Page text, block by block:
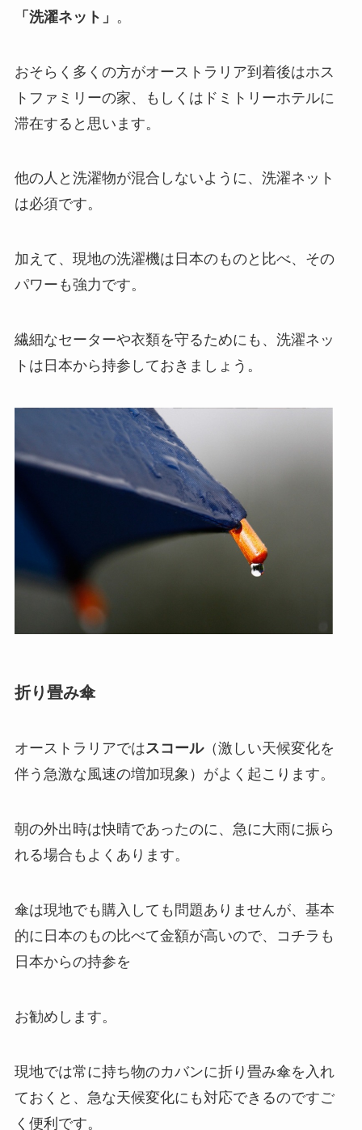
「洗濯ネット」 。
おそらく多くの方がオーストラリア到着後はホス
トファミリーの家、もしくはドミトリーホテルに
滞在すると思います。
他の人と洗濯物が混合しないように、洗濯ネット
は必須です。
加えて、現地の洗濯機は日本のものと比べ、その
パワーも強力です。
繊細なセーターや衣類を守るためにも、洗濯ネッ
トは日本から持参しておきましょう。
折り畳み傘
オーストラリアではスコール（激しい天候変化を
伴う急激な風速の増加現象）がよく起こります。
朝の外出時は快晴であったのに、急に大雨に振ら
れる場合もよくあります。
傘は現地でも購入しても問題ありませんが、基本
的に日本のもの比べて金額が高いので、コチラも
日本からの持参を
お勧めします。
現地では常に持ち物のカバンに折り畳み傘を入れ
ておくと、急な天候変化にも対応できるのですご
く便利です。